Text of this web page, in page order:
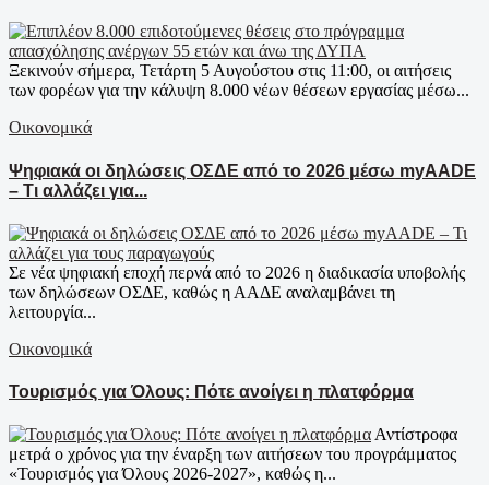
Ξεκινούν σήμερα, Τετάρτη 5 Αυγούστου στις 11:00, οι αιτήσεις
των φορέων για την κάλυψη 8.000 νέων θέσεων εργασίας μέσω...
Οικονομικά
Ψηφιακά οι δηλώσεις ΟΣΔΕ από το 2026 μέσω myAADE
– Τι αλλάζει για...
Σε νέα ψηφιακή εποχή περνά από το 2026 η διαδικασία υποβολής
των δηλώσεων ΟΣΔΕ, καθώς η ΑΑΔΕ αναλαμβάνει τη
λειτουργία...
Οικονομικά
Τουρισμός για Όλους: Πότε ανοίγει η πλατφόρμα
Αντίστροφα
μετρά ο χρόνος για την έναρξη των αιτήσεων του προγράμματος
«Τουρισμός για Όλους 2026-2027», καθώς η...